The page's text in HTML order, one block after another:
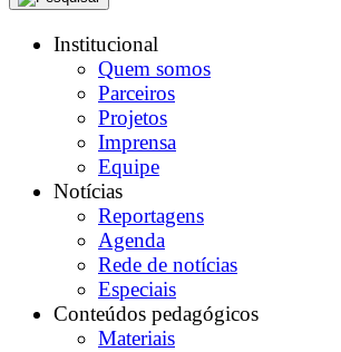
Institucional
Quem somos
Parceiros
Projetos
Imprensa
Equipe
Notícias
Reportagens
Agenda
Rede de notícias
Especiais
Conteúdos pedagógicos
Materiais